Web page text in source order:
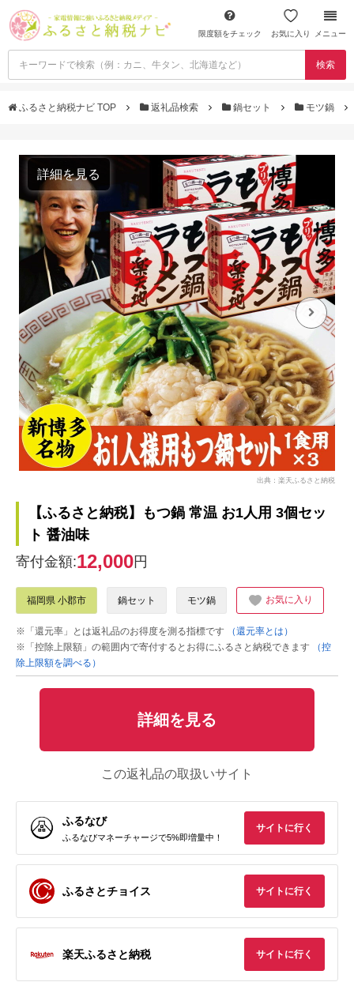
限度額をチェック お気に入り メニュー
検索
ふるさと納税ナビ TOP 返礼品検索 鍋セット モツ鍋
詳細を見る
出典：楽天ふるさと納税
【ふるさと納税】もつ鍋 常温 お1人用 3個セッ
ト 醤油味
寄付金額:12,000円
福岡県 小郡市 鍋セット モツ鍋 お気に入り
※「還元率」とは返礼品のお得度を測る指標です
（還元率とは）
※「控除上限額」の範囲内で寄付するとお得にふるさと納税できます
（控
除上限額を調べる）
詳細を見る
この返礼品の取扱いサイト
ふるなび
ふるなびマネーチャージで5%即増量中！
サイトに行く
ふるさとチョイス サイトに行く
楽天ふるさと納税 サイトに行く